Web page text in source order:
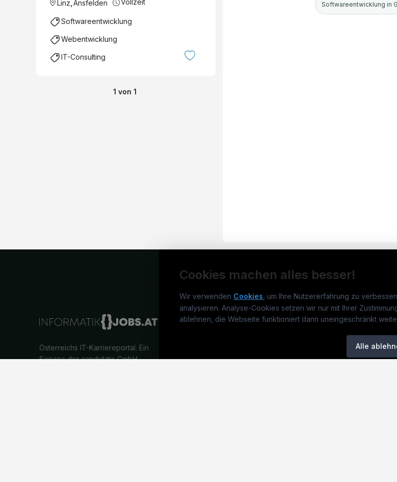
Linz Ansfelden Vollzeit
Softwareentwicklung
Webentwicklung
IT-Consulting
1 von 1
Softwareentwicklung in
Cookies machen alles besser!
Wir verwenden Cookies , um Ihre Nutzererfahrung zu
analysieren. Analyse-Cookies setzen wir nur mit Ihrer
ablehnen, die Webseite funktioniert dann uneingeschränkt
Alle
Österreichs IT-Karriereportal. Ein
Service der candidatis GmbH.
informatikjobs.at Jobs
Jobkategorien